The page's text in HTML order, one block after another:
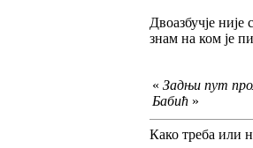
Двоазбучје није
знам на ком је
« Задњи пут
Бабић »
Како треба или